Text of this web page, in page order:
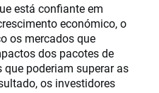
está confiante em
económico, o
os mercados que
dos pacotes de
poderiam superar as
os investidores